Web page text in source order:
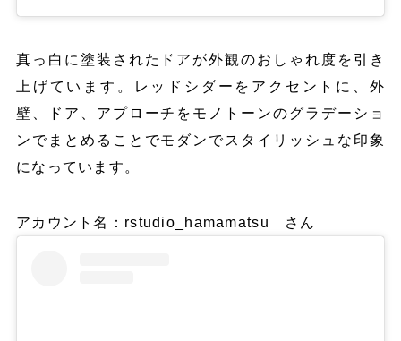
真っ白に塗装されたドアが外観のおしゃれ度を引き
上げています。レッドシダーをアクセントに、外
壁、ドア、アプローチをモノトーンのグラデーショ
ンでまとめることでモダンでスタイリッシュな印象
になっています。
アカウント名：rstudio_hamamatsu さん